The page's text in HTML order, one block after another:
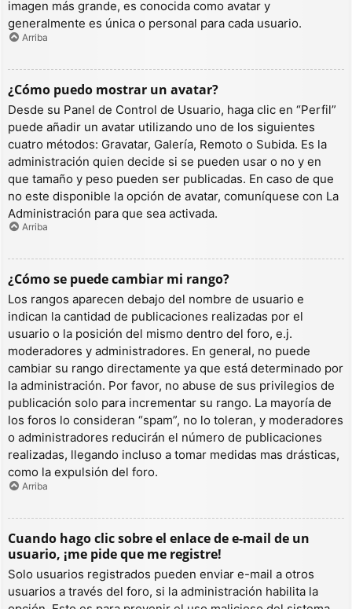
imagen más grande, es conocida como avatar y
generalmente es única o personal para cada usuario.
Arriba
¿Cómo puedo mostrar un avatar?
Desde su Panel de Control de Usuario, haga clic en “Perfil”
puede añadir un avatar utilizando uno de los siguientes
cuatro métodos: Gravatar, Galería, Remoto o Subida. Es la
administración quien decide si se pueden usar o no y en
que tamaño y peso pueden ser publicadas. En caso de que
no este disponible la opción de avatar, comuníquese con La
Administración para que sea activada.
Arriba
¿Cómo se puede cambiar mi rango?
Los rangos aparecen debajo del nombre de usuario e
indican la cantidad de publicaciones realizadas por el
usuario o la posición del mismo dentro del foro, e.j.
moderadores y administradores. En general, no puede
cambiar su rango directamente ya que está determinado por
la administración. Por favor, no abuse de sus privilegios de
publicación solo para incrementar su rango. La mayoría de
los foros lo consideran “spam”, no lo toleran, y moderadores
o administradores reducirán el número de publicaciones
realizadas, llegando incluso a tomar medidas mas drásticas,
como la expulsión del foro.
Arriba
Cuando hago clic sobre el enlace de e-mail de un
usuario, ¡me pide que me registre!
Solo usuarios registrados pueden enviar e-mail a otros
usuarios a través del foro, si la administración habilita la